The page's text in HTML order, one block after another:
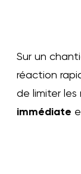
Sur un
réaction
de limiter les
immédiate